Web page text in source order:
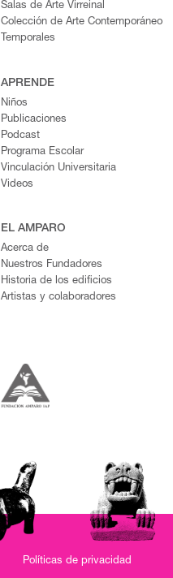
Salas de Arte Virreinal
Colección de Arte Contemporáneo
Temporales
APRENDE
Niños
Publicaciones
Podcast
Programa Escolar
Vinculación Universitaria
Videos
EL AMPARO
Acerca de
Nuestros Fundadores
Historia de los edificios
Artistas y colaboradores
Políticas de privacidad